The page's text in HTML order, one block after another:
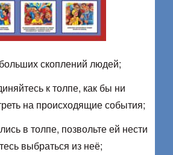
скоплений людей;
к толпе, как бы ни
на происходящие события;
в толпе, позвольте ей нести
выбраться из неё;